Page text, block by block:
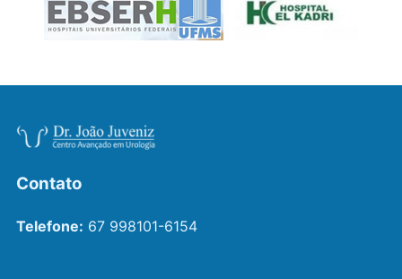
Contato
Telefone: 67 998101-6154